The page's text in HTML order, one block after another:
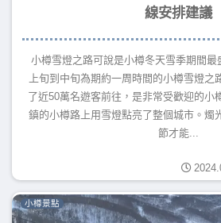
線安排建議
小樽雪燈之路可說是小樽冬天雪季期間最
上旬到中旬為期約一周時間的小樽雪燈之
了近50萬名遊客前往，是非常受歡迎的小
鎮的小樽路上用雪燈點亮了整個城市。燭
節才能...
小樽景點